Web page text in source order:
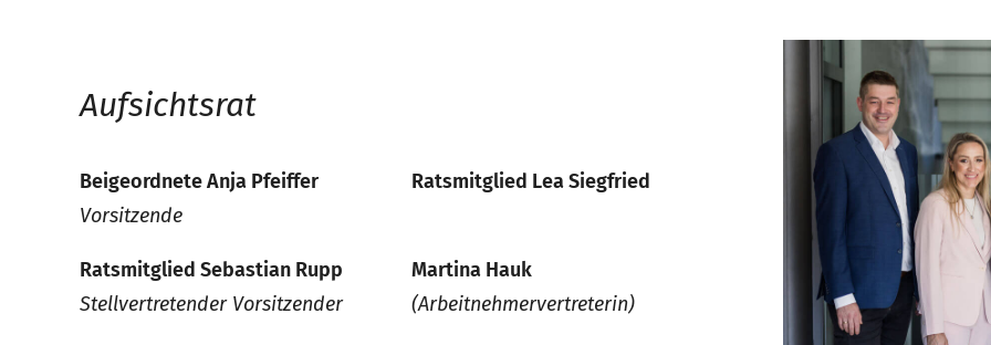
Aufsichtsrat
Beigeordnete Anja Pfeiffer
Vorsitzende
Ratsmitglied Sebastian Rupp
Stellvertretender Vorsitzender
Ratsmitglied Lea Siegfried
Martina Hauk
(Arbeitnehmervertreterin)